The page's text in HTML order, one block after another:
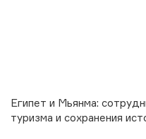
Египет и Мьянма:
туризма и сохранения